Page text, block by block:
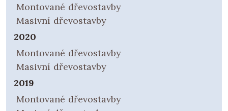
Montované dřevostavby
Masivní dřevostavby
2020
Montované dřevostavby
Masivní dřevostavby
2019
Montované dřevostavby